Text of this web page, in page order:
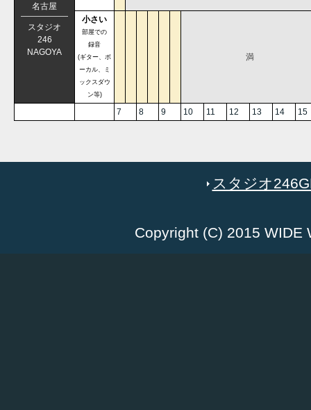
名古屋
スタジオ
246
NAGOYA
小さい
部屋での
録音
(ギター、ボ
ーカル、ミ
ックスダウ
ン等)
満
7 8 9 10 11 12 13 14 15
スタジオ
Copyright (C) 2015 WIDE